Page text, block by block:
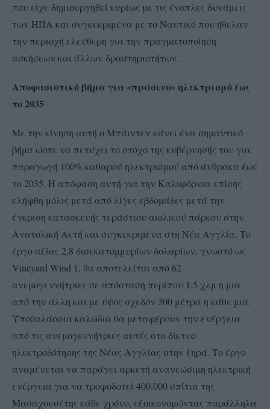
που είχε δημιουργηθεί κυρίως με τις ένοπλες δυνάμεις
των ΗΠΑ και συγκεκριμένα με το Ναυτικό που ήθελαν
την περιοχή ελεύθερη για την πραγματοποίηση
ασκήσεων και άλλων δραστηριοτήτων.
Αποφασιστικό βήμα για «πράσινο» ηλεκτρισμό έως
το 2035
Με την κίνηση αυτή ο Μπάιντεν κάνει ένα σημαντικό
βήμα ώστε να πετύχει το στόχο της κυβέρνησής του για
παραγωγή 100% καθαρού ηλεκτρισμού από άνθρακα έως
το 2035. Η απόφαση αυτή για την Καλιφόρνια επίσης
ελήφθη μόλις μετά από λίγες εβδομάδες μετά την
έγκριση κατασκευής τεράστιου αιολικού πάρκου στην
Ανατολική Ακτή και συγκεκριμένα στη Νέα Αγγλία. Το
έργο αξίας 2,8 δισεκατομμυρίων δολαρίων, γνωστό ως
Vineyard Wind 1, θα αποτελείται από 62
ανεμογεννήτριες σε απόσταση περίπου 1,5 χλμ η μια
από την άλλη και με ύψος σχεδόν 300 μέτρα η κάθε μια.
Υποθαλάσσια καλώδια θα μεταφέρουν την ενέργεια
από τις ανεμογεννήτριες αυτές στο δίκτυο
ηλεκτροδότησης της Νέας Αγγλίας στην ξηρά. Το έργο
αναμένεται να παράγει αρκετή ανανεώσιμη ηλεκτρική
ενέργεια για να τροφοδοτεί 400.000 σπίτια της
Μασαχουσέτης κάθε χρόνο, εξοικονομώντας παράλληλα